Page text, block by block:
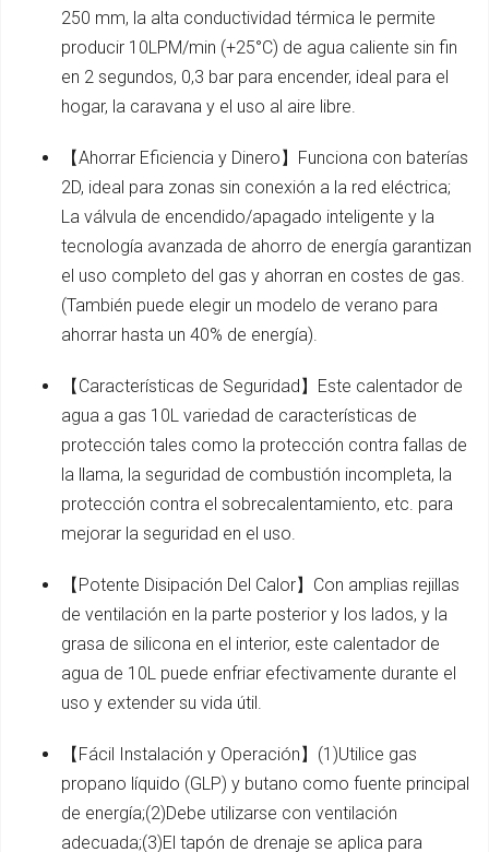
250 mm, la alta conductividad térmica le permite
producir 10LPM/min (+25°C) de agua caliente sin fin
en 2 segundos, 0,3 bar para encender, ideal para el
hogar, la caravana y el uso al aire libre.
【Ahorrar Eficiencia y Dinero】Funciona con baterías
2D, ideal para zonas sin conexión a la red eléctrica;
La válvula de encendido/apagado inteligente y la
tecnología avanzada de ahorro de energía garantizan
el uso completo del gas y ahorran en costes de gas.
(También puede elegir un modelo de verano para
ahorrar hasta un 40% de energía).
【Características de Seguridad】Este calentador de
agua a gas 10L variedad de características de
protección tales como la protección contra fallas de
la llama, la seguridad de combustión incompleta, la
protección contra el sobrecalentamiento, etc. para
mejorar la seguridad en el uso.
【Potente Disipación Del Calor】Con amplias rejillas
de ventilación en la parte posterior y los lados, y la
grasa de silicona en el interior, este calentador de
agua de 10L puede enfriar efectivamente durante el
uso y extender su vida útil.
【Fácil Instalación y Operación】(1)Utilice gas
propano líquido (GLP) y butano como fuente principal
de energía;(2)Debe utilizarse con ventilación
adecuada;(3)El tapón de drenaje se aplica para